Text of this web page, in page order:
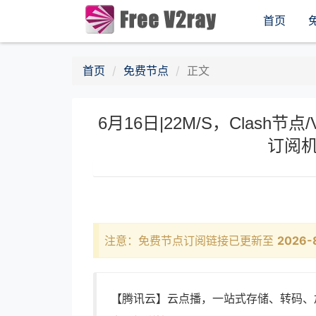
首页
首页 免费节点 正文
6月16日|22M/S，Clash节点
订阅
注意：免费节点订阅链接已更新至
【腾讯云】云点播，一站式存储、转码